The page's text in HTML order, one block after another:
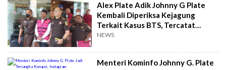
Alex Plate Adik Johnny G Plate
Kembali Diperiksa Kejagung
Terkait Kasus BTS, Tercatat
Sudah 3 Kali
NEWS
Menteri Kominfo Johnny G. Plate